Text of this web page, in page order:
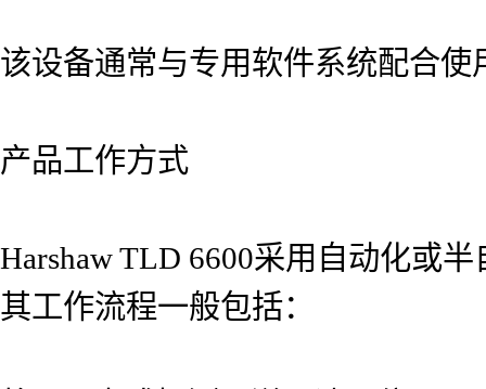
该设备通常与专用软件系统配合
产品工作方式
Harshaw TLD 6600采用自动化或
其工作流程一般包括：